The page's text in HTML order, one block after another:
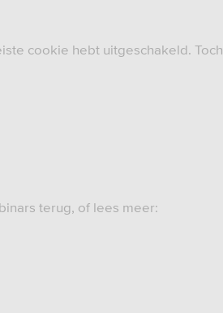
cookie hebt uitgeschakeld. Toch
terug, of lees meer: